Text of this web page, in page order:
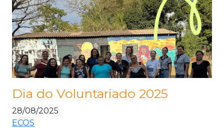
Dia do Voluntariado 2025
28/08/2025
ECOS